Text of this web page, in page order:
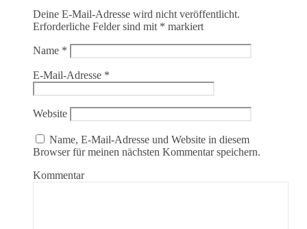
Deine E-Mail-Adresse wird nicht veröffentlicht.
Erforderliche Felder sind mit * markiert
Name *
E-Mail-Adresse *
Website
Name, E-Mail-Adresse und Website in diesem
Browser für meinen nächsten Kommentar speichern.
Kommentar